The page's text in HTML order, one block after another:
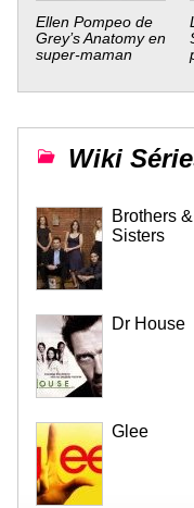
Ellen Pompeo de
Grey’s Anatomy en
super-maman
Wiki
Brothers &
Sisters
Dr House
Glee